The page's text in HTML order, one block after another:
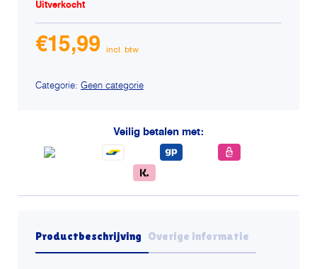
Uitverkocht
€15,99
Categorie: Geen categorie
Veilig betalen met:
Productbeschrijving Overige informatie